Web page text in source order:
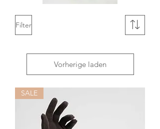
Filter
Vorherige laden
SALE